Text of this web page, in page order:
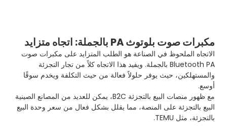
مكبرات صوت بلوتوث PA بالجملة: اتجاه متزايد
الاتجاه الملحوظ في الصناعة هو الطلب المتزايد على مكبرات صوت
Bluetooth PA بالجملة. ويفيد هذا الاتجاه كلاً من تجار التجزئة
والمستهلكين، حيث يوفر حلولاً فعالة من حيث التكلفة ويخدم سوقًا
أوسع.
مع ظهور منصات البيع بالتجزئة B2C، يمكن للعديد من المصانع الصينية
البيع بالتجزئة على المنصة، مما يقلل بشكل فعال من سعر وحدة البيع
بالتجزئة، مثل TEMU.